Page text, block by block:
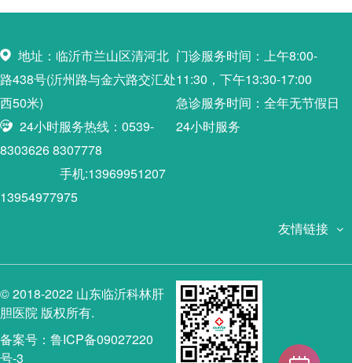
地址：临沂市兰山区清河北
路438号(沂州路与金六路交汇处
西50米)
24小时服务热线：0539-
8303626 8307778
手机:13969951207
13954977975
门诊服务时间：上午8:00-
11:30，下午13:30-17:00
急诊服务时间：全年无节假日
24小时服务
友情链接
© 2018-2022 山东临沂科林肝
胆医院 版权所有.
备案号：鲁ICP备09027220
号-3